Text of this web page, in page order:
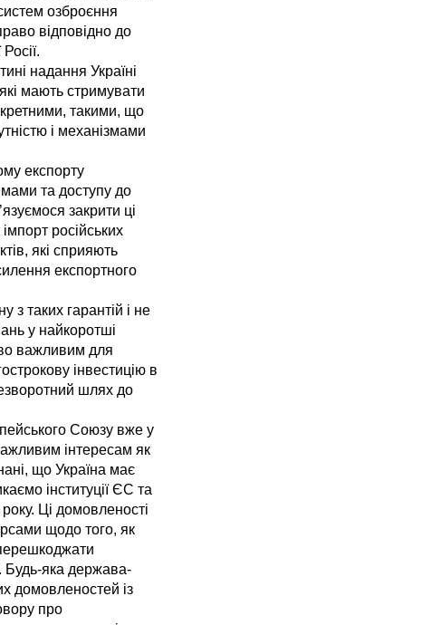
озброєння
відповідно до
надання Україні
мають стримувати
такими, що
і механізмами
експорту
та доступу до
закрити ці
російських
які сприяють
експортного
таких гарантій і не
у найкоротші
важливим для
інвестицію в
шлях до
Союзу вже у
інтересам як
що Україна має
інституції ЄС та
Ці домовленості
щодо того, як
Будь-яка держава-
домовленостей із
про